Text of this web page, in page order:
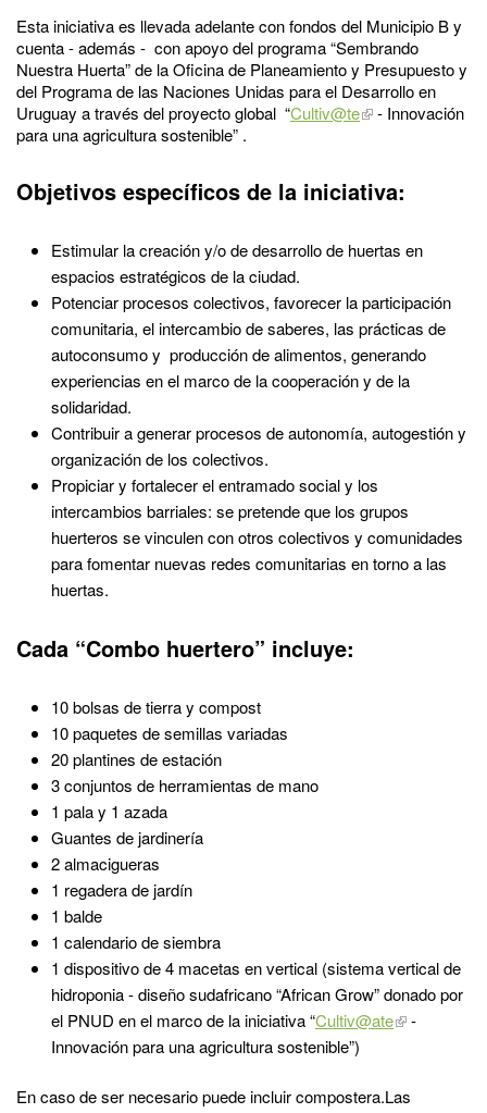
Esta iniciativa es llevada adelante con fondos del Municipio B y
cuenta - además - con apoyo del programa “Sembrando
Nuestra Huerta” de la Oficina de Planeamiento y Presupuesto y
del Programa de las Naciones Unidas para el Desarrollo en
Uruguay a través del proyecto global “Cultiv@te
- Innovación
para una agricultura sostenible” .
Objetivos específicos de la iniciativa:
Estimular la creación y/o de desarrollo de huertas en
espacios estratégicos de la ciudad.
Potenciar procesos colectivos, favorecer la participación
comunitaria, el intercambio de saberes, las prácticas de
autoconsumo y producción de alimentos, generando
experiencias en el marco de la cooperación y de la
solidaridad.
Contribuir a generar procesos de autonomía, autogestión y
organización de los colectivos.
Propiciar y fortalecer el entramado social y los
intercambios barriales: se pretende que los grupos
huerteros se vinculen con otros colectivos y comunidades
para fomentar nuevas redes comunitarias en torno a las
huertas.
Cada “Combo huertero” incluye:
10 bolsas de tierra y compost
10 paquetes de semillas variadas
20 plantines de estación
3 conjuntos de herramientas de mano
1 pala y 1 azada
Guantes de jardinería
2 almacigueras
1 regadera de jardín
1 balde
1 calendario de siembra
1 dispositivo de 4 macetas en vertical (sistema vertical de
hidroponia - diseño sudafricano “African Grow” donado por
el PNUD en el marco de la iniciativa “Cultiv@ate
-
Innovación para una agricultura sostenible”)
En caso de ser necesario puede incluir compostera.Las